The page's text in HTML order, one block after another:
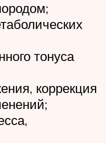
тонуса
коррекция